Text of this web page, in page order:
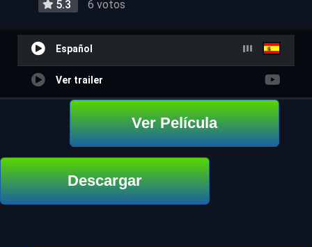
5.3 6 votos
Español
Ver trailer
Ver Película
Descargar